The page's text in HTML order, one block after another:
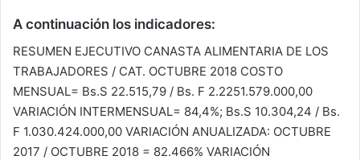
A continuación los indicadores:
RESUMEN EJECUTIVO CANASTA ALIMENTARIA DE LOS
TRABAJADORES / CAT. OCTUBRE 2018 COSTO
MENSUAL= Bs.S 22.515,79 / Bs. F 2.2251.579.000,00
VARIACIÓN INTERMENSUAL= 84,4%; Bs.S 10.304,24 / Bs.
F 1.030.424.000,00 VARIACIÓN ANUALIZADA: OCTUBRE
2017 / OCTUBRE 2018 = 82.466% VARIACIÓN